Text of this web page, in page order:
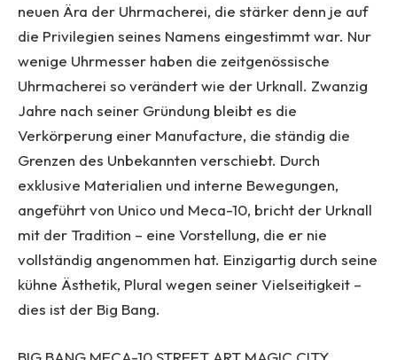
neuen Ära der Uhrmacherei, die stärker denn je auf
die Privilegien seines Namens eingestimmt war. Nur
wenige Uhrmesser haben die zeitgenössische
Uhrmacherei so verändert wie der Urknall. Zwanzig
Jahre nach seiner Gründung bleibt es die
Verkörperung einer Manufacture, die ständig die
Grenzen des Unbekannten verschiebt. Durch
exklusive Materialien und interne Bewegungen,
angeführt von Unico und Meca-10, bricht der Urknall
mit der Tradition – eine Vorstellung, die er nie
vollständig angenommen hat. Einzigartig durch seine
kühne Ästhetik, Plural wegen seiner Vielseitigkeit –
dies ist der Big Bang.